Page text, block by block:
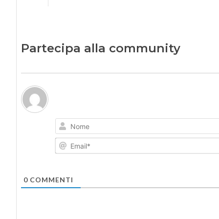
Partecipa alla community
0COMMENTI